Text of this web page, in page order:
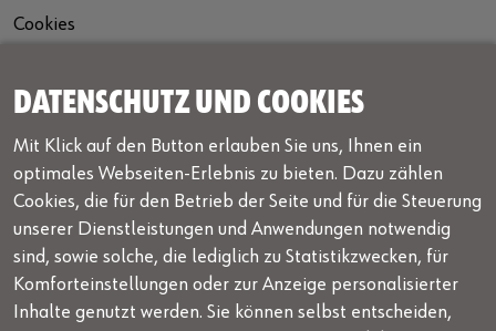
Cookies
Lizenzbedingungen
Newsletter
Unser kostenloser Newsletter informiert Sie über aktuelle
Neuigkeiten, laufende Aktionen und Interessantes von
WOW!
Newsletter Anmeldung
DATENSCHUTZ UND COOKIES
Mit Klick auf den Button erlauben Sie uns, Ihnen ein
optimales Webseiten-Erlebnis zu bieten. Dazu zählen
Cookies, die für den Betrieb der Seite und für die Steuerung
unserer Dienstleistungen und Anwendungen notwendig
sind, sowie solche, die lediglich zu Statistikzwecken, für
Komforteinstellungen oder zur Anzeige personalisierter
Inhalte genutzt werden. Sie können selbst entscheiden,